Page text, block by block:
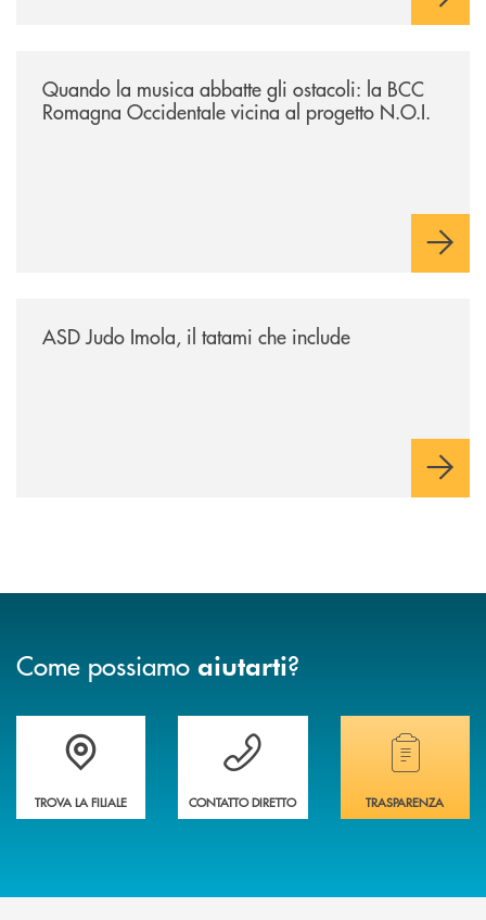
Quando la musica abbatte gli ostacoli: la BCC
Romagna Occidentale vicina al progetto N.O.I.
ASD Judo Imola, il tatami che include
Come possiamo aiutarti?
Accedi all' elenco completo delle filiali della banca.
TROVA LA FILIALE
Hai bisogno di assistenza immediata?
CONTATTO DIRETTO
Hai bisogno di
TRASPARENZA